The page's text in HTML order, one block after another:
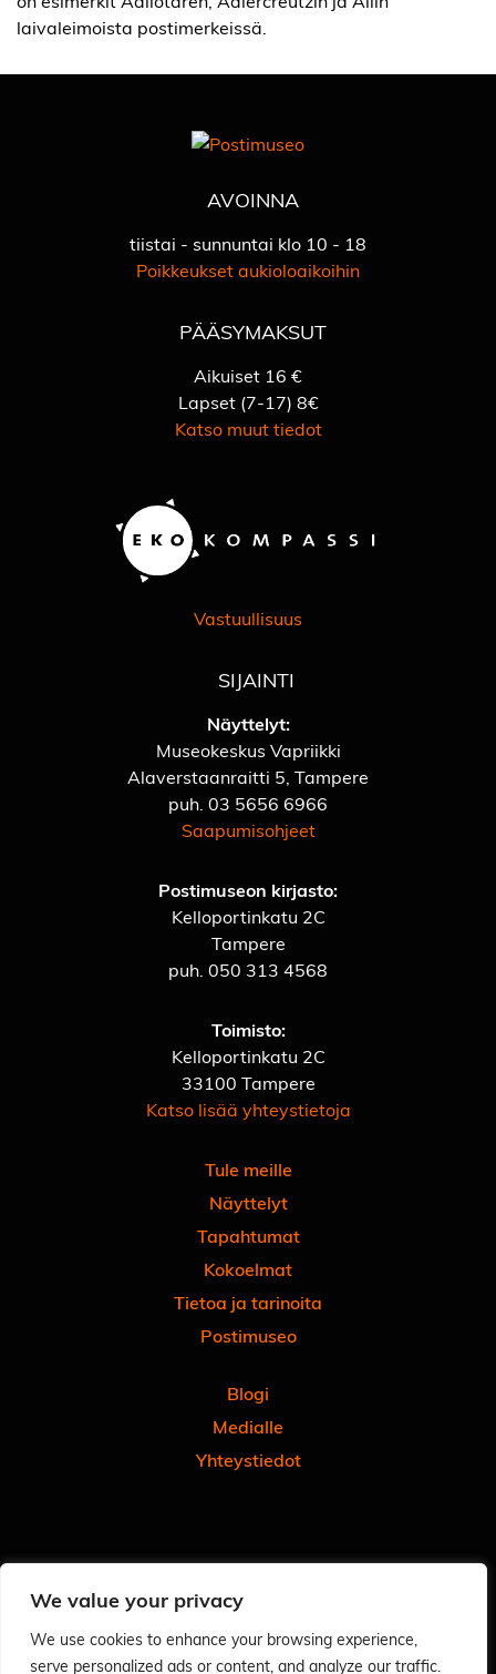
We value your privacy
We use cookies to enhance your browsing experience,
serve personalized ads or content, and analyze our traffic.
AVOINNA
tiistai - sunnuntai klo 10 - 18
Poikkeukset aukioloaikoihin
PÄÄSYMAKSUT
Aikuiset 16 €
Lapset (7-17) 8€
Katso muut tiedot
Vastuullisuus
SIJAINTI
Näyttelyt:
Museokeskus Vapriikki
Alaverstaanraitti 5, Tampere
puh. 03 5656 6966
Saapumisohjeet
Postimuseon kirjasto:
Kelloportinkatu 2C
Tampere
puh. 050 313 4568
Toimisto:
Kelloportinkatu 2C
33100 Tampere
Katso lisää yhteystietoja
Tule meille
Näyttelyt
Tapahtumat
Kokoelmat
Tietoa ja tarinoita
Postimuseo
Blogi
Medialle
Yhteystiedot
Tilaa uutiskirjeemme
Anna meille palautetta
Arvioi käyntisi Googlessa - autat meitä ja muita